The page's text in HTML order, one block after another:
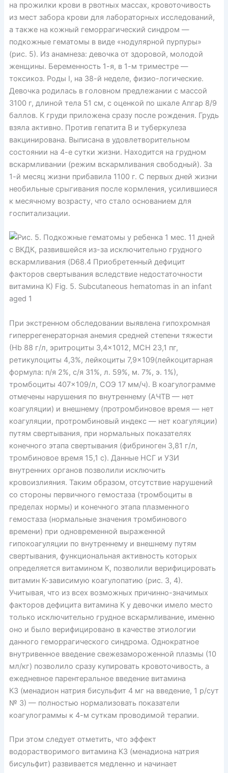
на прожилки крови в рвотных массах, кровоточивость
из мест забора крови для лабораторных исследований,
а также на кожный геморрагический синдром —
подкожные гематомы в виде «нодулярной пурпуры»
(рис. 5). Из анамнеза: девочка от здоровой, молодой
женщины. Беременность 1-я, в 1-м триместре —
токсикоз. Роды I, на 38-й неделе, физио-логические.
Девочка родилась в головном предлежании с массой
3100 г, длиной тела 51 см, с оценкой по шкале Апгар 8/9
баллов. К груди приложена сразу после рождения. Грудь
взяла активно. Против гепатита В и туберкулеза
вакцинирована. Выписана в удовлетворительном
состоянии на 4-е сутки жизни. Находится на грудном
вскармливании (режим вскармливания свободный). За
1-й месяц жизни прибавила 1100 г. С первых дней жизни
необильные срыгивания после кормления, усилившиеся
к месячному возрасту, что стало основанием для
госпитализации.
При экстренном обследовании выявлена гипохромная
гиперрегенераторная анемия средней степени тяжести
(Нb 88 г/л, эритроциты 3,4×1012, MCH 23,1 пг,
ретикулоциты 4,3%, лейкоциты 7,9×109(лейкоцитарная
формула: п/я 2%, с/я 31%, л. 59%, м. 7%, э. 1%),
тромбоциты 407×109/л, СОЭ 17 мм/ч). В коагулограмме
отмечены нарушения по внутреннему (АЧТВ — нет
коагуляции) и внешнему (протромбиновое время — нет
коагуляции, протромбиновый индекс — нет коагуляции)
путям свертывания, при нормальных показателях
конечного этапа свертывания (фибриноген 3,81 г/л,
тромбиновое время 15,1 с). Данные НСГ и УЗИ
внутренних органов позволили исключить
кровоизлияния. Таким образом, отсутствие нарушений
со стороны первичного гемостаза (тромбоциты в
пределах нормы) и конечного этапа плазменного
гемостаза (нормальные значения тромбинового
времени) при одновременной выраженной
гипокоагуляции по внутреннему и внешнему путям
свертывания, функциональная активность которых
определяется витамином К, позволили верифицировать
витамин К-зависимую коагулопатию (рис. 3, 4).
Учитывая, что из всех возможных причинно-значимых
факторов дефицита витамина К у девочки имело место
только исключительно грудное вскармливание, именно
оно и было верифицировано в качестве этиологии
данного геморрагического синдрома. Однократное
внутривенное введение свежезамороженной плазмы (10
мл/кг) позволило сразу купировать кровоточивость, а
ежедневное парентеральное введение витамина
К3 (менадион натрия бисульфит 4 мг на введение, 1 р/сут
№ 3) — полностью нормализовать показатели
коагулограммы к 4-м суткам проводимой терапии.
При этом следует отметить, что эффект
водорастворимого витамина К3 (менадиона натрия
бисульфит) развивается медленно и начинает